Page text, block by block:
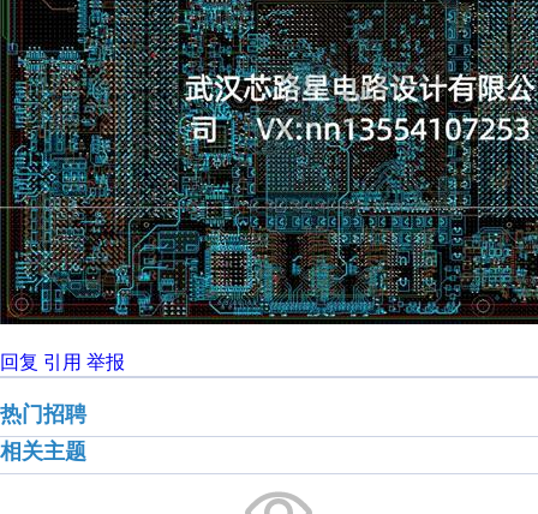
回复 引用 举报
热门招聘
相关主题